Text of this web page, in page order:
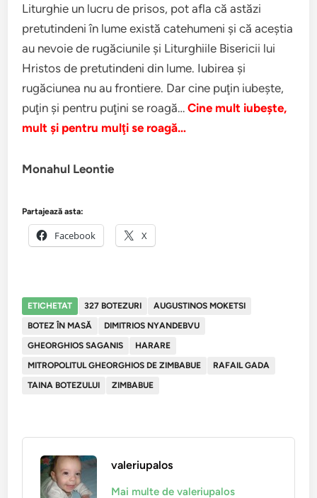
Liturghie un lucru de prisos, pot afla că astăzi
pretutindeni în lume există catehumeni şi că aceştia
au nevoie de rugăciunile şi Liturghiile Bisericii lui
Hristos de pretutindeni din lume. Iubirea şi
rugăciunea nu au frontiere. Dar cine puţin iubeşte,
puţin şi pentru puţini se roagă…Cine mult iubeşte,
mult şi pentru mulţi se roagă…
Monahul Leontie
Partajează asta:
Facebook X
ETICHETAT 327 BOTEZURI
AUGUSTINOS MOKETSI
BOTEZ ÎN MASĂ
DIMITRIOS NYANDEBVU
GHEORGHIOS SAGANIS
HARARE
MITROPOLITUL GHEORGHIOS DE ZIMBABUE
RAFAIL GADA
TAINA BOTEZULUI
ZIMBABUE
valeriupalos
Mai multe de valeriupalos